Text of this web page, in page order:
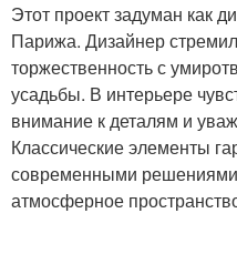
Этот проект задуман как
Парижа. Дизайнер
торжественность с
усадьбы. В интерьере
внимание к деталям и
Классические элементы
современными
атмосферное